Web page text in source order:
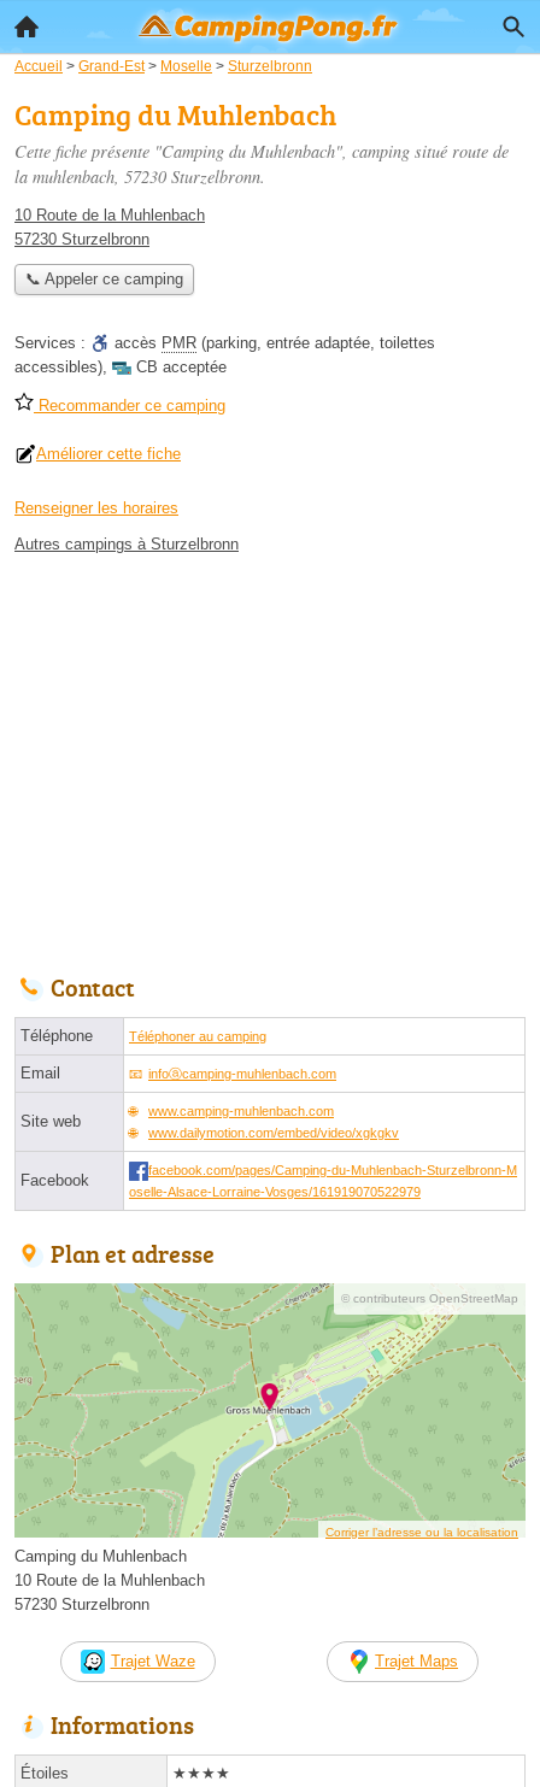
Accueil > Grand-Est> Moselle > Sturzelbronn
Camping du Muhlenbach
Cette fiche présente "Camping du Muhlenbach", camping situé route de
la muhlenbach, 57230 Sturzelbronn.
10 Route de la Muhlenbach
57230 Sturzelbronn
📞 Appeler ce camping
Services : accès PMR (parking, entrée adaptée, toilettes
accessibles), CB acceptée
Recommander ce camping
Améliorer cette fiche
Renseigner les horaires
Autres campings à Sturzelbronn
Contact
Téléphone Téléphoner au camping
Email infoⓐcamping-muhlenbach.com
Site web
www.camping-muhlenbach.com
www.dailymotion.com/embed/video/xgkgkv
Facebook
facebook.com/pages/Camping-du-Muhlenbach-Sturzelbronn-M
oselle-Alsace-Lorraine-Vosges/161919070522979
Plan et adresse
© contributeurs OpenStreetMap
Corriger l’adresse ou la localisation
Camping du Muhlenbach
10 Route de la Muhlenbach
57230 Sturzelbronn
Trajet Waze Trajet Maps
Informations
Étoiles ★★★★